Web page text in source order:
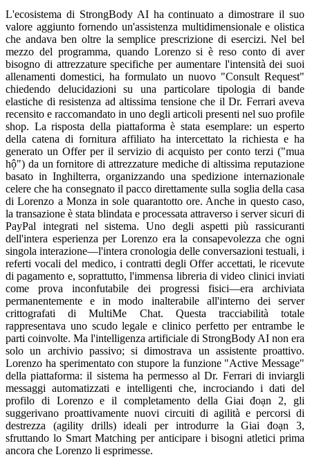
L'ecosistema di StrongBody AI ha continuato a dimostrare il suo
valore aggiunto fornendo un'assistenza multidimensionale e olistica
che andava ben oltre la semplice prescrizione di esercizi. Nel bel
mezzo del programma, quando Lorenzo si è reso conto di aver
bisogno di attrezzature specifiche per aumentare l'intensità dei suoi
allenamenti domestici, ha formulato un nuovo "Consult Request"
chiedendo delucidazioni su una particolare tipologia di bande
elastiche di resistenza ad altissima tensione che il Dr. Ferrari aveva
recensito e raccomandato in uno degli articoli presenti nel suo profile
shop. La risposta della piattaforma è stata esemplare: un esperto
della catena di fornitura affiliato ha intercettato la richiesta e ha
generato un Offer per il servizio di acquisto per conto terzi ("mua
hộ") da un fornitore di attrezzature mediche di altissima reputazione
basato in Inghilterra, organizzando una spedizione internazionale
celere che ha consegnato il pacco direttamente sulla soglia della casa
di Lorenzo a Monza in sole quarantotto ore. Anche in questo caso,
la transazione è stata blindata e processata attraverso i server sicuri di
PayPal integrati nel sistema. Uno degli aspetti più rassicuranti
dell'intera esperienza per Lorenzo era la consapevolezza che ogni
singola interazione—l'intera cronologia delle conversazioni testuali, i
referti vocali del medico, i contratti degli Offer accettati, le ricevute
di pagamento e, soprattutto, l'immensa libreria di video clinici inviati
come prova inconfutabile dei progressi fisici—era archiviata
permanentemente e in modo inalterabile all'interno dei server
crittografati di MultiMe Chat. Questa tracciabilità totale
rappresentava uno scudo legale e clinico perfetto per entrambe le
parti coinvolte. Ma l'intelligenza artificiale di StrongBody AI non era
solo un archivio passivo; si dimostrava un assistente proattivo.
Lorenzo ha sperimentato con stupore la funzione "Active Message"
della piattaforma: il sistema ha permesso al Dr. Ferrari di inviargli
messaggi automatizzati e intelligenti che, incrociando i dati del
profilo di Lorenzo e il completamento della Giai đoạn 2, gli
suggerivano proattivamente nuovi circuiti di agilità e percorsi di
destrezza (agility drills) ideali per introdurre la Giai đoạn 3,
sfruttando lo Smart Matching per anticipare i bisogni atletici prima
ancora che Lorenzo li esprimesse.